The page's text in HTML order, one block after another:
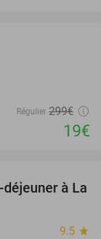
Régulier 299€
19€
41%
à La
9.5 star